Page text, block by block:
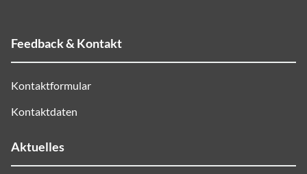
Feedback & Kontakt
Kontaktformular
Kontaktdaten
Aktuelles